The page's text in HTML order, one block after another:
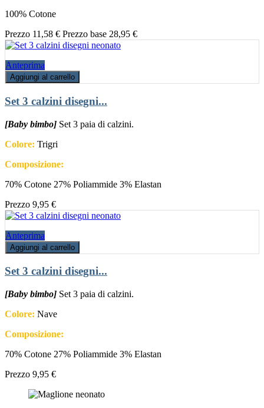
100% Cotone
Prezzo 11,58 € Prezzo base 28,95 €
Anteprima
Aggiungi al carrello
Set 3 calzini disegni...
[Baby bimbo] Set 3 paia di calzini.
Colore: Trigri
Composizione:
70% Cotone 27% Poliammide 3% Elastan
Prezzo 9,95 €
Anteprima
Aggiungi al carrello
Set 3 calzini disegni...
[Baby bimbo] Set 3 paia di calzini.
Colore: Nave
Composizione:
70% Cotone 27% Poliammide 3% Elastan
Prezzo 9,95 €